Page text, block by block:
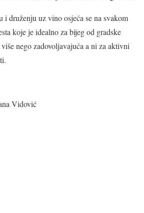
i druženju uz vino osjeća se na svakom
koje je idealno za bijeg od gradske
nego zadovoljavajuća a ni za aktivni
Vidović